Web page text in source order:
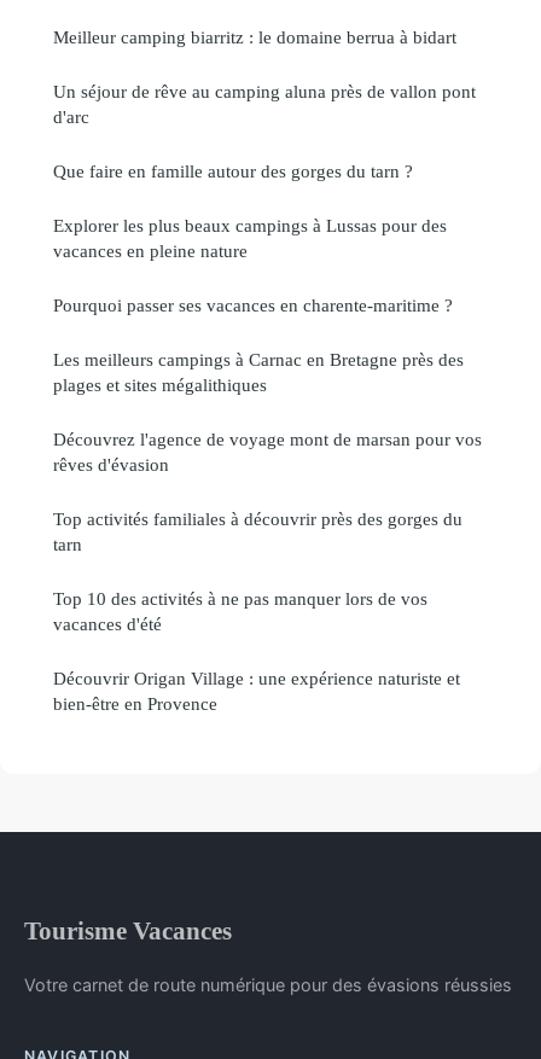
Meilleur camping biarritz : le domaine berrua à bidart
Un séjour de rêve au camping aluna près de vallon pont
d'arc
Que faire en famille autour des gorges du tarn ?
Explorer les plus beaux campings à Lussas pour des
vacances en pleine nature
Pourquoi passer ses vacances en charente-maritime ?
Les meilleurs campings à Carnac en Bretagne près des
plages et sites mégalithiques
Découvrez l'agence de voyage mont de marsan pour vos
rêves d'évasion
Top activités familiales à découvrir près des gorges du
tarn
Top 10 des activités à ne pas manquer lors de vos
vacances d'été
Découvrir Origan Village : une expérience naturiste et
bien-être en Provence
Tourisme Vacances
Votre carnet de route numérique pour des évasions réussies